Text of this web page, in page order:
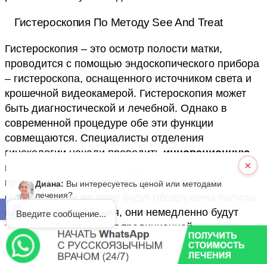
Открыть панель инструментов
Гистероскопия По Методу See And Treat
Гистероскопия – это осмотр полости матки,
проводится с помощью эндоскопического прибора
– гистероскопа, оснащенного источником света и
крошечной видеокамерой. Гистероскопия может
быть диагностической и лечебной. Однако в
современной процедуре обе эти функции
совмещаются. Специалисты отделения
гинекологии начали проводить инновационную
гистероскопию по методу See and Treat
. Эта
процедура начинается как диагностическая.
Однако если в ее ходе будут обнаружены полипы
или иные образования, они немедленно будут
удалены. В отличие от традиционной
гистероскопии, для этой процедуры не требуется
ни общее, ни местное обезболивание, т.к. толщина
×
Диана: Вы интересуетесь ценой или методами
лечения?
Введите сообщение...